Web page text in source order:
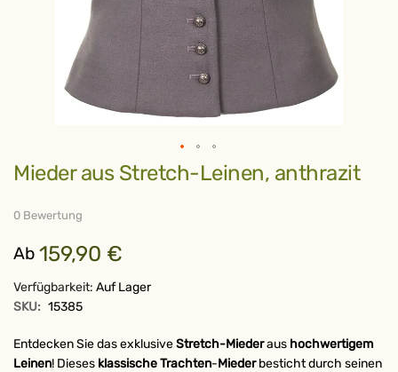
Zum
Anfang
springen
Mieder aus Stretch-Leinen, anthrazit
0 Bewertung
Ab 159,90 €
Verfügbarkeit: Auf Lager
SKU: 15385
Entdecken Sie das exklusiveStretch-Miederaus hochwertigem
Leinen! Dieses klassische Trachten-Miederbesticht durch seinen